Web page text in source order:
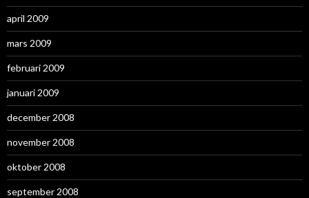
april 2009
mars 2009
februari 2009
januari 2009
december 2008
november 2008
oktober 2008
september 2008